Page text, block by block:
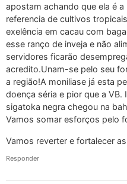
apostam achando que ela é
referencia de cultivos
exelência em cacau com
esse ranço de inveja e não
servidores ficarão
acredito.Unam-se pelo seu
a região!A moniliase já esta
doença séria e pior que a VB.
sigatoka negra chegou na
Vamos somar esforços pelo
Vamos reverter e fortalecer
Responder